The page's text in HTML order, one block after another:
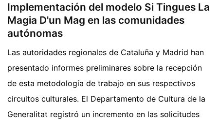
Implementación del modelo Si Tingues La
Magia D'un Mag en las comunidades
autónomas
Las autoridades regionales de Cataluña y Madrid han
presentado informes preliminares sobre la recepción
de esta metodología de trabajo en sus respectivos
circuitos culturales. El Departamento de Cultura de la
Generalitat registró un incremento en las solicitudes